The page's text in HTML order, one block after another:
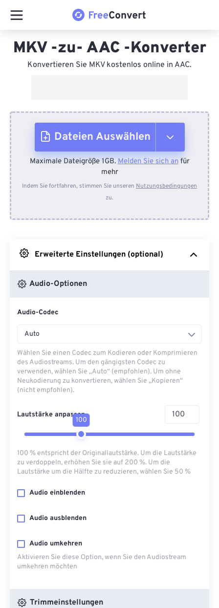
MKV -zu- AAC -Konverter
Konvertieren Sie MKV kostenlos online in AAC.
Dateien Auswählen
Vom Gerät
Von Dropbox
Maximale Dateigröße 1GB.Melden Sie sich anfür
mehr
Indem Sie fortfahren, stimmen Sie unseren Nutzungsbedingungen
zu.
Erweiterte Einstellungen (optional)
Audio-Optionen
Audio-Codec
Auto
Wählen Sie einen Codec zum Kodieren oder Komprimieren
des Audiostreams. Um den gängigsten Codec zu
verwenden, wählen Sie „Auto“ (empfohlen). Um ohne
Neukodierung zu konvertieren, wählen Sie „Kopieren“
(nicht empfohlen).
Lautstärke anpassen
100
100 % entspricht der Originallautstärke. Um die Lautstärke
zu verdoppeln, erhöhen Sie sie auf 200 %. Um die
Lautstärke um die Hälfte zu reduzieren, wählen Sie 50 %
Audio einblenden
Audio ausblenden
Audio umkehren
Aktivieren Sie diese Option, wenn Sie den Audiostream
umkehren möchten
Trimmeinstellungen